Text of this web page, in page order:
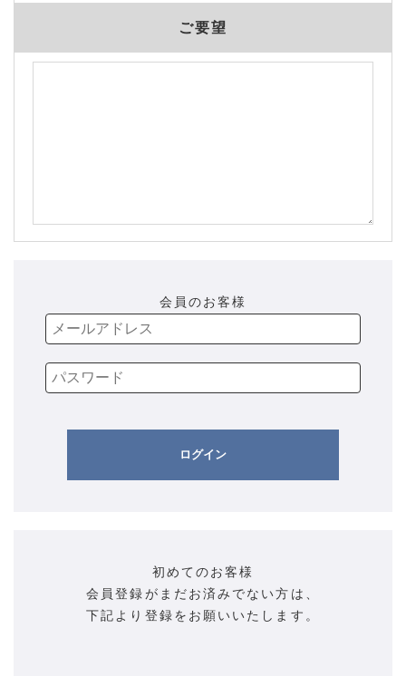
ご要望
会員のお客様
ログイン
初めてのお客様
会員登録がまだお済みでない方は、
下記より登録をお願いいたします。